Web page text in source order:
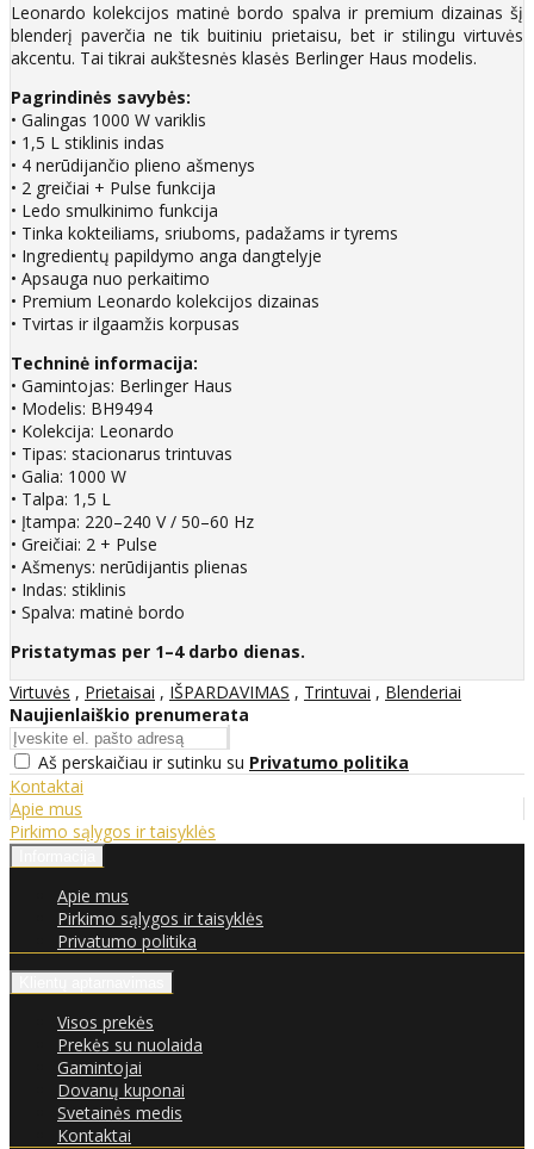
Leonardo kolekcijos matinė bordo spalva ir premium dizainas šį
blenderį paverčia ne tik buitiniu prietaisu, bet ir stilingu virtuvės
akcentu. Tai tikrai aukštesnės klasės Berlinger Haus modelis.
Pagrindinės savybės:
• Galingas 1000 W variklis
• 1,5 L stiklinis indas
• 4 nerūdijančio plieno ašmenys
• 2 greičiai + Pulse funkcija
• Ledo smulkinimo funkcija
• Tinka kokteiliams, sriuboms, padažams ir tyrems
• Ingredientų papildymo anga dangtelyje
• Apsauga nuo perkaitimo
• Premium Leonardo kolekcijos dizainas
• Tvirtas ir ilgaamžis korpusas
Techninė informacija:
• Gamintojas: Berlinger Haus
• Modelis: BH9494
• Kolekcija: Leonardo
• Tipas: stacionarus trintuvas
• Galia: 1000 W
• Talpa: 1,5 L
• Įtampa: 220–240 V / 50–60 Hz
• Greičiai: 2 + Pulse
• Ašmenys: nerūdijantis plienas
• Indas: stiklinis
• Spalva: matinė bordo
Pristatymas per 1–4 darbo dienas.
Virtuvės , Prietaisai , IŠPARDAVIMAS , Trintuvai , Blenderiai
Naujienlaiškio prenumerata
Aš perskaičiau ir sutinku su Privatumo politika
Kontaktai
Apie mus
Pirkimo sąlygos ir taisyklės
Apie mus
Pirkimo sąlygos ir taisyklės
Privatumo politika
Visos prekės
Prekės su nuolaida
Gamintojai
Dovanų kuponai
Svetainės medis
Kontaktai